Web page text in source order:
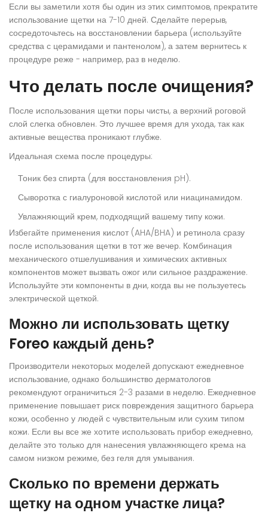
Если вы заметили хотя бы один из этих симптомов, прекратите
использование щетки на 7-10 дней. Сделайте перерыв,
сосредоточьтесь на восстановлении барьера (используйте
средства с церамидами и пантенолом), а затем вернитесь к
процедуре реже - например, раз в неделю.
Что делать после очищения?
После использования щетки поры чисты, а верхний роговой
слой слегка обновлен. Это лучшее время для ухода, так как
активные вещества проникают глубже.
Идеальная схема после процедуры:
Тоник без спирта (для восстановления pH).
Сыворотка с гиалуроновой кислотой или ниацинамидом.
Увлажняющий крем, подходящий вашему типу кожи.
Избегайте применения кислот (AHA/BHA) и ретинола сразу
после использования щетки в тот же вечер. Комбинация
механического отшелушивания и химических активных
компонентов может вызвать ожог или сильное раздражение.
Используйте эти компоненты в дни, когда вы не пользуетесь
электрической щеткой.
Можно ли использовать щетку
Foreo каждый день?
Производители некоторых моделей допускают ежедневное
использование, однако большинство дерматологов
рекомендуют ограничиться 2-3 разами в неделю. Ежедневное
применение повышает риск повреждения защитного барьера
кожи, особенно у людей с чувствительным или сухим типом
кожи. Если вы все же хотите использовать прибор ежедневно,
делайте это только для нанесения увлажняющего крема на
самом низком режиме, без геля для умывания.
Сколько по времени держать
щетку на одном участке лица?